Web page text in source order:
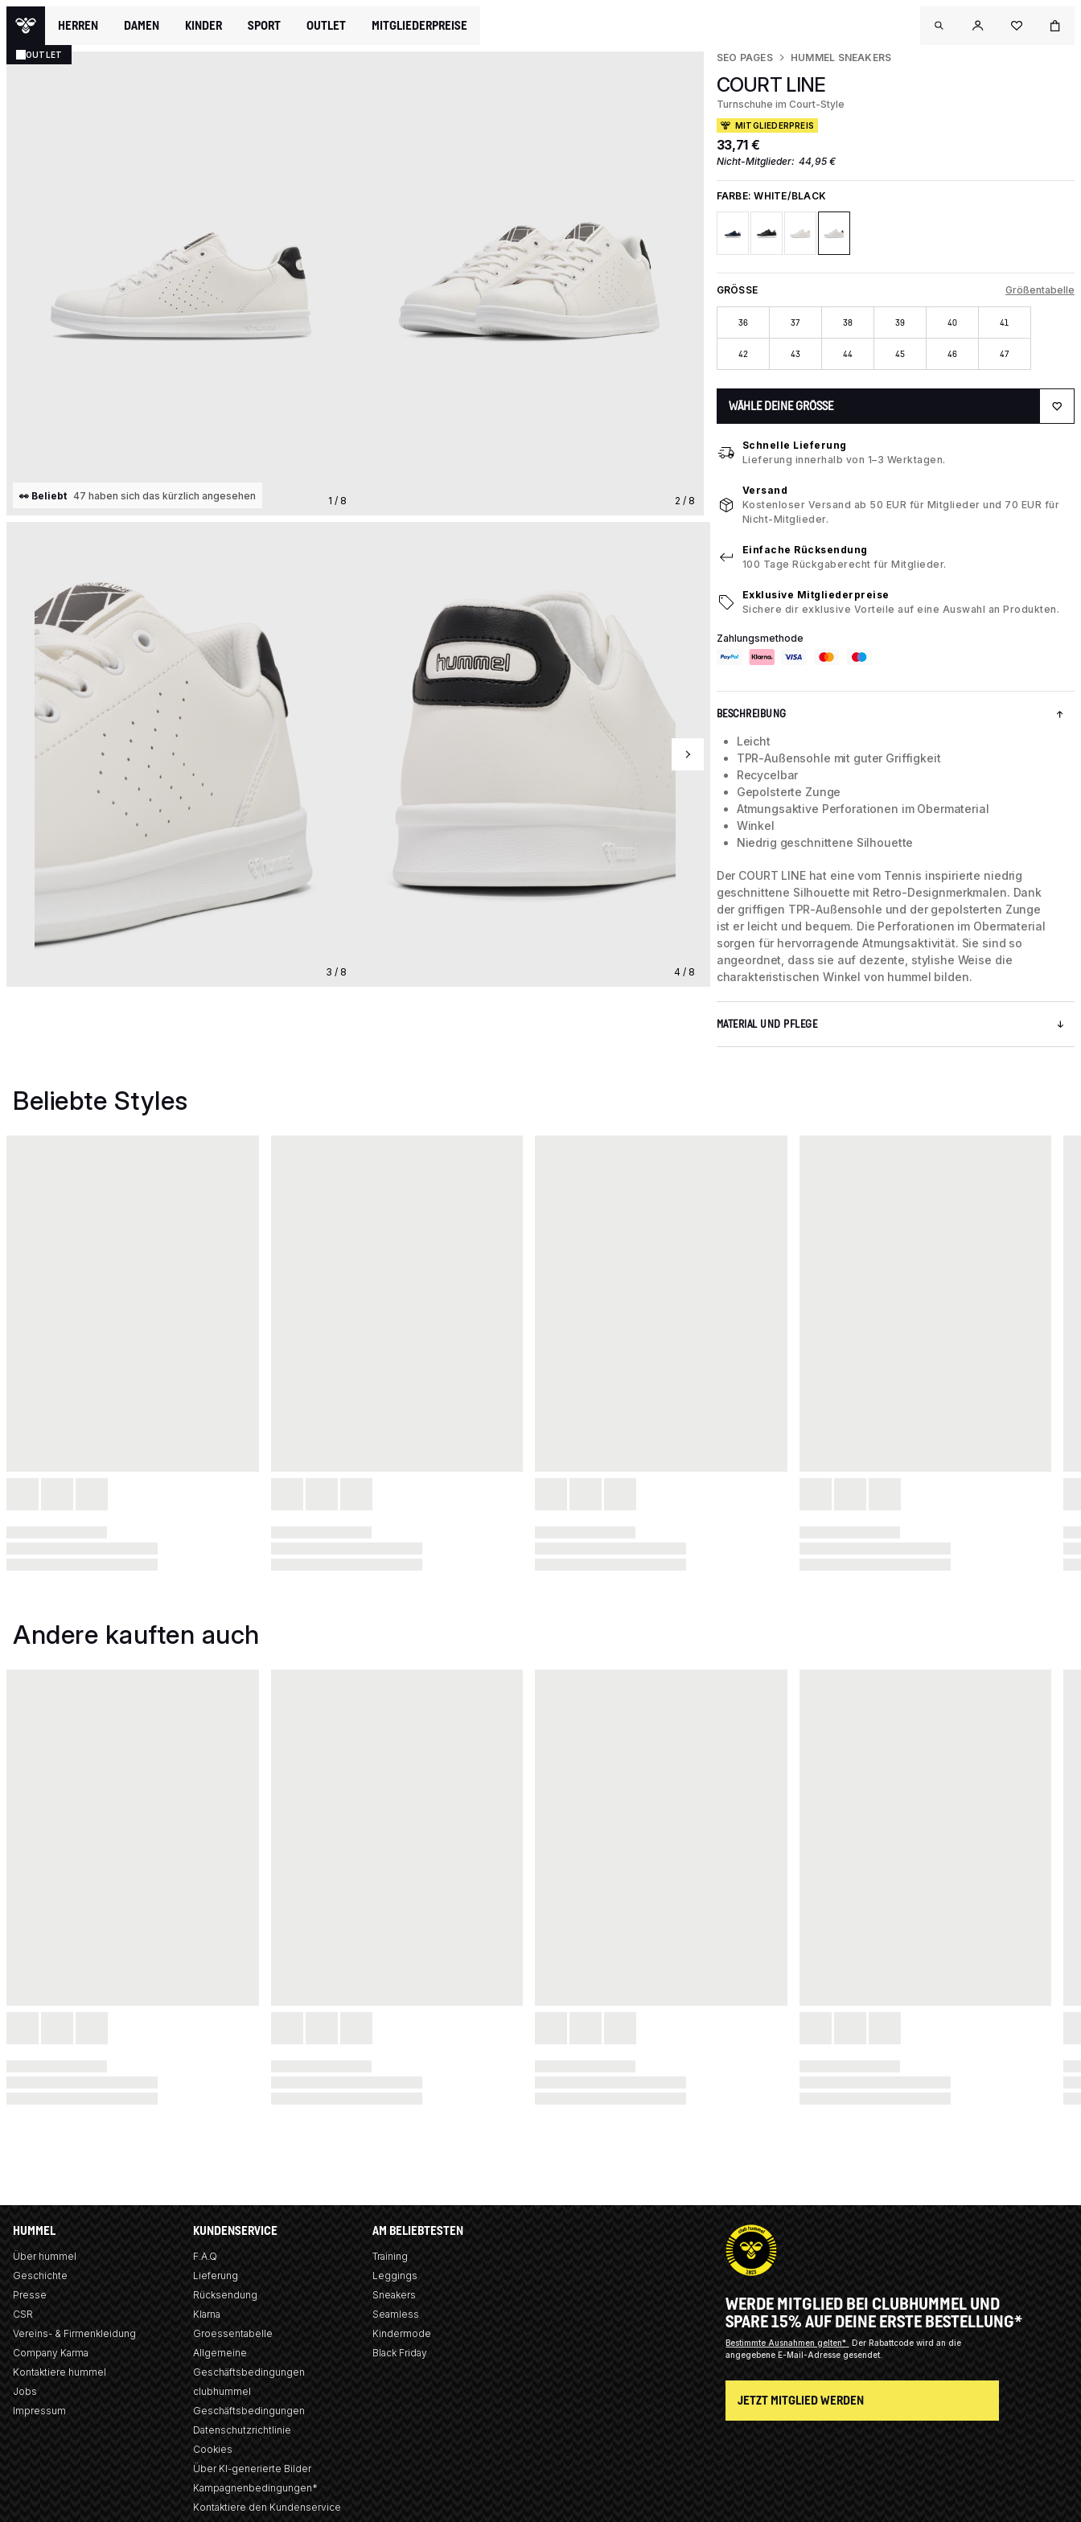
HERREN DAMEN KINDER SPORT OUTLET MITGLIEDERPREISE
OUTLET
1 / 8
👀 Beliebt 47 haben sich das kürzlich angesehen 2 / 8
3 / 8 4 / 8
SEO PAGES HUMMEL SNEAKERS
COURT LINE
Turnschuhe im Court-Style
MITGLIEDERPREIS
33,71 €
Nicht-Mitglieder: 44,95 €
FARBE:WHITE/BLACK
GRÖSSE Größentabelle
36 37 38 39 40 41
42 43 44 45 46 47
WÄHLE DEINE GRÖSSE
Schnelle Lieferung
Lieferung innerhalb von 1–3 Werktagen.
Versand
Kostenloser Versand ab 50 EUR für Mitglieder und 70 EUR für
Nicht-Mitglieder.
Einfache Rücksendung
100 Tage Rückgaberecht für Mitglieder.
Exklusive Mitgliederpreise
Sichere dir exklusive Vorteile auf eine Auswahl an Produkten.
Zahlungsmethode
BESCHREIBUNG
Leicht
TPR-Außensohle mit guter Griffigkeit
Recycelbar
Gepolsterte Zunge
Atmungsaktive Perforationen im Obermaterial
Winkel
Niedrig geschnittene Silhouette
Der COURT LINE hat eine vom Tennis inspirierte niedrig
geschnittene Silhouette mit Retro-Designmerkmalen. Dank
der griffigen TPR-Außensohle und der gepolsterten Zunge
ist er leicht und bequem. Die Perforationen im Obermaterial
sorgen für hervorragende Atmungsaktivität. Sie sind so
angeordnet, dass sie auf dezente, stylishe Weise die
charakteristischen Winkel von hummel bilden.
MATERIAL UND PFLEGE
Beliebte Styles
Andere kauften auch
HUMMEL
Über hummel
Geschichte
Presse
CSR
Vereins- & Firmenkleidung
Company Karma
Kontaktiere hummel
Jobs
Impressum
KUNDENSERVICE
F.A.Q
Lieferung
Rücksendung
Klarna
Groessentabelle
Allgemeine
Geschäftsbedingungen
clubhummel
Geschäftsbedingungen
Datenschutzrichtlinie
Cookies
Über KI-generierte Bilder
Kampagnenbedingungen*
Kontaktiere den Kundenservice
AM BELIEBTESTEN
Training
Leggings
Sneakers
Seamless
Kindermode
Black Friday
WERDE MITGLIED BEI CLUBHUMMEL UND
SPARE 15% AUF DEINE ERSTE BESTELLUNG*
Bestimmte Ausnahmen gelten*
Der Rabattcode wird an die
angegebene E-Mail-Adresse gesendet.
JETZT MITGLIED WERDEN